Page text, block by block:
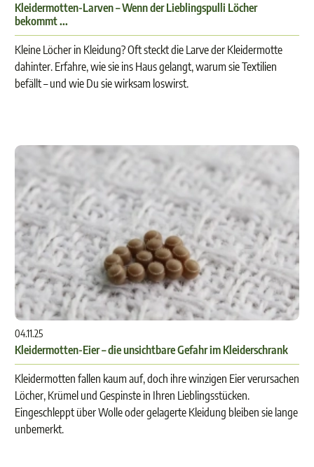
Kleidermotten-Larven – Wenn der Lieblingspulli Löcher
bekommt ...
Kleine Löcher in Kleidung? Oft steckt die Larve der Kleidermotte
dahinter. Erfahre, wie sie ins Haus gelangt, warum sie Textilien
befällt – und wie Du sie wirksam loswirst.
04.11.25
Kleidermotten-Eier – die unsichtbare Gefahr im Kleiderschrank
Kleidermotten fallen kaum auf, doch ihre winzigen Eier verursachen
Löcher, Krümel und Gespinste in Ihren Lieblingsstücken.
Eingeschleppt über Wolle oder gelagerte Kleidung bleiben sie lange
unbemerkt.